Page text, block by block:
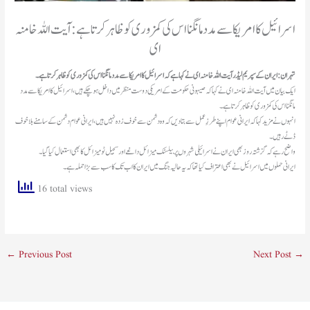
اسرائیل کا امریکا سے مدد مانگنا اس کی کمزوری کو ظاہر کرتا ہے: آیت اللہ خامنہ
ای
تہران: ایران کے سپریم لیڈر آیت اللہ خامنہ ای نے کہا ہےکہاسرائیل کا امریکا سے مدد مانگنا اس کی کمزوری کو ظاہر کرتا ہے۔
ایک بیان میں آیت اللہ خامنہ ای نے کہا کہ صیہونی حکومت کے امریکی دوست منظر میں داخل ہوچکے ہیں، اسرائیل کا امریکا سے مدد
مانگنا اس کی کمزوری کو ظاہر کرتا ہے۔
انہوں نے مزید کہا کہ ایرانی عوام اپنے طرزِ عمل سے بتادیں کہ وہ دشمن سے خوف زدہ نہیں ہیں، ایرانی عوام دشمن کے سامنے بلاخوف
ڈٹے رہیں۔
واضح رہے کہ گزشتہ روز بھی ایران نے اسرائیلی شہروں پر بیلسٹک میزائل داغے اور سجیل ٹو میزائل کا بھی استعمال کیا گیا۔
ایرانی حملوں میں اسرائیل نے بھی اعتراف کیا تھا کہ یہ حالیہ جنگ میں ایران کا اب تک کا سب سے بڑا حملہ ہے۔
16 total views
← Previous Post Next Post →